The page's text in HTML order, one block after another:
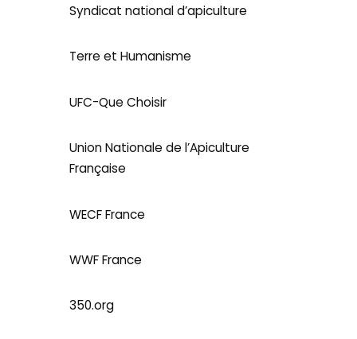
Syndicat national d’apiculture
Terre et Humanisme
UFC-Que Choisir
Union Nationale de l’Apiculture
Française
WECF France
WWF France
350.org